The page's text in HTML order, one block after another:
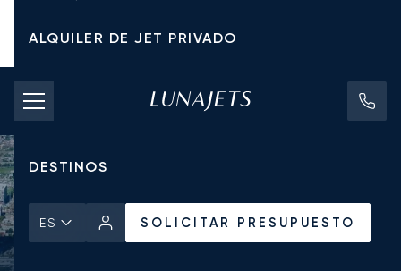
ALQUILER DE JET PRIVADO
TARIFAS DE CHÁRTER
JETS PRIVADOS
DESTINOS
ES SOLICITAR PRESUPUESTO